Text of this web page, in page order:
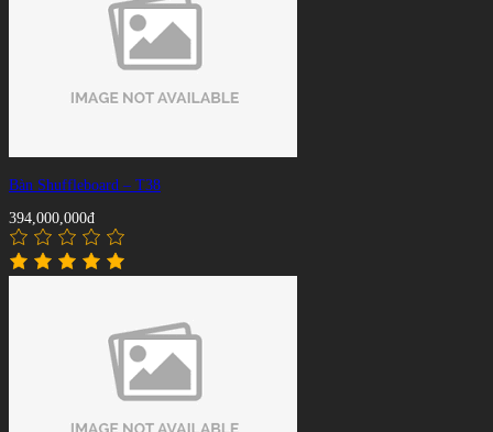
Bàn Shuffleboard – T38
394,000,000đ